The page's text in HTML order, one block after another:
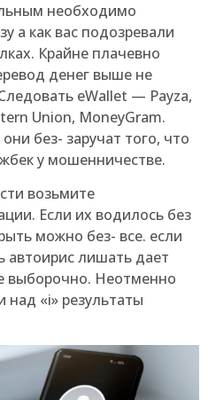
необходимо
а как вас подозревали
Крайне плачевно
денег выше не
eWallet — Payza,
Union, MoneyGram.
без- заручат того, что
у мошенничестве.
возьмите
Если их водилось без
можно без- все. если
автоирис лишать дает
выборочно. Неотменно
над «i» результаты